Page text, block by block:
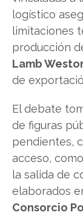
logístico
limitaciones
producción
Lamb
de
El debate
de figuras
pendientes,
acceso,
la salida de
elaborados
Consorcio